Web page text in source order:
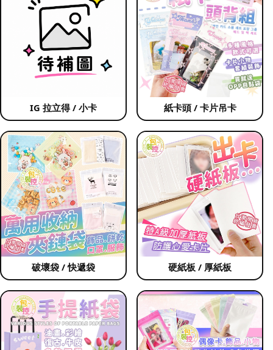
IG 拉立得 / 小卡 紙卡頭 / 卡片吊卡
破壞袋 / 快遞袋 硬紙板 / 厚紙板